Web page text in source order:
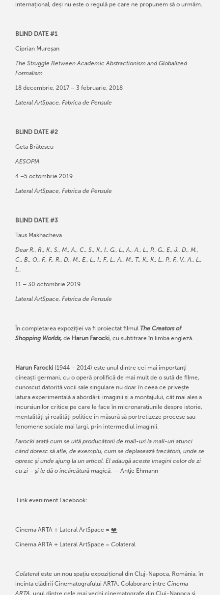
internațional, deși nu este o regulă pe care ne propunem să o urmăm.
BLIND DATE #1
Ciprian Mureșan
The Struggle Between Academic Abstractionism and Globalized
Formalism
18 decembrie, 2017 – 3 februarie, 2018
Lateral ArtSpace, Fabrica de Pensule
BLIND DATE #2
Geta Brătescu
AESOPIA
4 –5 octombrie 2019
Lateral ArtSpace, Fabrica de Pensule
BLIND DATE #3
Taus Makhacheva
Dear R., R., K., S., M., A., C., S., K., I., G., L., A., A., L., P., G., E., J., D., M.,
C., B., O., F., F., R., D., M., E., L., I., F., L., A., M., T., K., K., L., P., F., V., A., L.,
L..
11 – 30 octombrie 2019
Lateral ArtSpace, Fabrica de Pensule
În completarea expoziției va fi proiectat filmul The Creators of
Shopping Worlds,de Harun Farocki, cu subtitrare în limba engleză.
Harun Farocki (1944 – 2014) este unul dintre cei mai importanți
cineaști germani, cu o operă prolifică de mai mult de o sută de filme,
cunoscut datorită vocii sale singulare nu doar în ceea ce privește
latura experimentală a abordării imaginii și a montajului, cât mai ales a
incursiunilor critice pe care le face în micronarațiunile despre istorie,
mentalități și realități politice în măsură să portretizeze procese sau
fenomene sociale mai largi, prin intermediul imaginii.
Farocki arată cum se uită producătorii de mall-uri la mall-uri atunci
când doresc să afle, de exemplu, cum se deplasează trecătorii, unde se
opresc și unde ajung la un articol. El adaugă aceste imagini celor de zi
cu zi – și le dă o încărcătură magică. – Antje Ehmann
Link eveniment Facebook:
Cinema ARTA + Lateral ArtSpace =❤️
Cinema ARTA + Lateral ArtSpace =Colateral
Colateral este un nou spațiu expozițional din Cluj-Napoca, România, în
incinta clădirii Cinematografului ARTA. Colaborare întreCinema
ARTA, unul dintre cele mai vechi cinematografe din Cluj-Napoca și